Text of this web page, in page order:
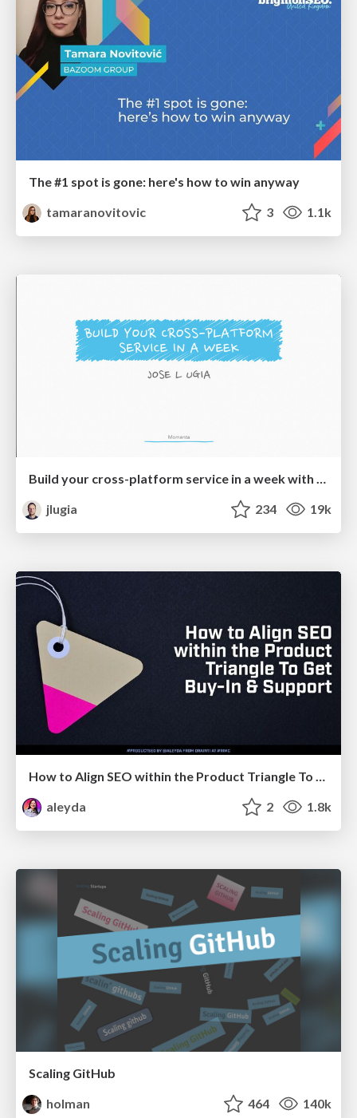
The #1 spot is gone: here's how to win anyway
tamaranovitovic
3 1.1k
Build your cross-platform service in a week with App Engine
jlugia
234 19k
aleyda
2 1.8k
Scaling GitHub
holman
464 140k